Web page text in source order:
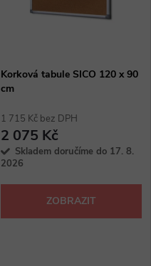
Korková tabule SICO 120 x 90
cm
1 715 Kč bez DPH
2 075 Kč
Skladem doručíme do 17. 8.
2026
ZOBRAZIT